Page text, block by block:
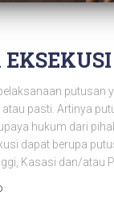
EKSEKUSI
putusan
pasti. Artinya
hukum dari
dapat berupa
Kasasi dan/atau